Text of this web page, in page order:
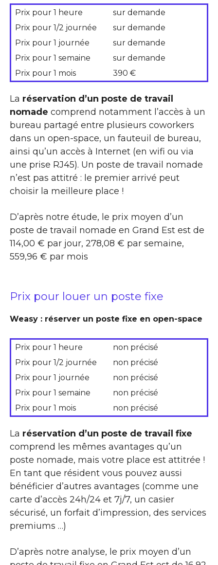
Prix pour 1 heure
sur demande
Prix pour 1/2 journée
sur demande
Prix pour 1 journée
sur demande
Prix pour 1 semaine
sur demande
Prix pour 1 mois
390 €
La réservation d’un poste de travail
nomade comprend notamment l’accès à un
bureau partagé entre plusieurs coworkers
dans un open-space, un fauteuil de bureau,
ainsi qu’un accès à Internet (en wifi ou via
une prise RJ45). Un poste de travail nomade
n’est pas attitré : le premier arrivé peut
choisir la meilleure place !
D’après notre étude, le prix moyen d’un
poste de travail nomade en Grand Est est de
114,00 € par jour, 278,08 € par semaine,
559,96 € par mois
Prix pour louer un poste fixe
Weasy : réserver un poste fixe en open-space
Prix pour 1 heure
non précisé
Prix pour 1/2 journée
non précisé
Prix pour 1 journée
non précisé
Prix pour 1 semaine
non précisé
Prix pour 1 mois
non précisé
La réservation d’un poste de travail fixe
comprend les mêmes avantages qu’un
poste nomade, mais votre place est attitrée !
En tant que résident vous pouvez aussi
bénéficier d’autres avantages (comme une
carte d’accès 24h/24 et 7j/7, un casier
sécurisé, un forfait d’impression, des services
premiums …)
D’après notre analyse, le prix moyen d’un